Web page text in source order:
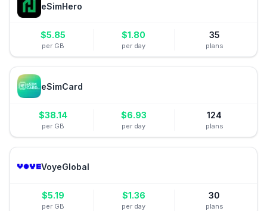
eSimHero
$5.85
per GB
$1.80
per day
35
plans
eSimCard
$38.14
per GB
$6.93
per day
124
plans
VoyeGlobal
$5.19
per GB
$1.36
per day
30
plans